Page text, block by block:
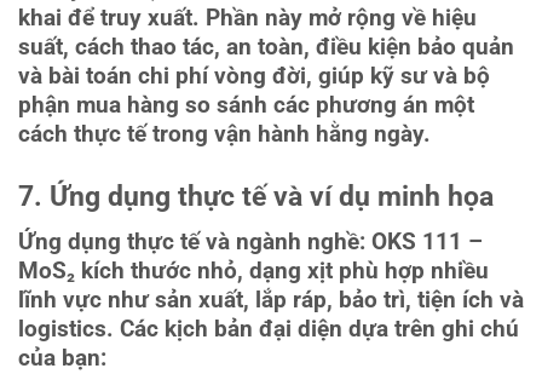
khai để truy xuất. Phần này mở rộng về hiệu
suất, cách thao tác, an toàn, điều kiện bảo quản
và bài toán chi phí vòng đời, giúp kỹ sư và bộ
phận mua hàng so sánh các phương án một
cách thực tế trong vận hành hằng ngày.
7. Ứng dụng thực tế và ví dụ minh họa
Ứng dụng thực tế và ngành nghề: OKS 111 –
MoS₂ kích thước nhỏ, dạng xịt phù hợp nhiều
lĩnh vực như sản xuất, lắp ráp, bảo trì, tiện ích và
logistics. Các kịch bản đại diện dựa trên ghi chú
của bạn: